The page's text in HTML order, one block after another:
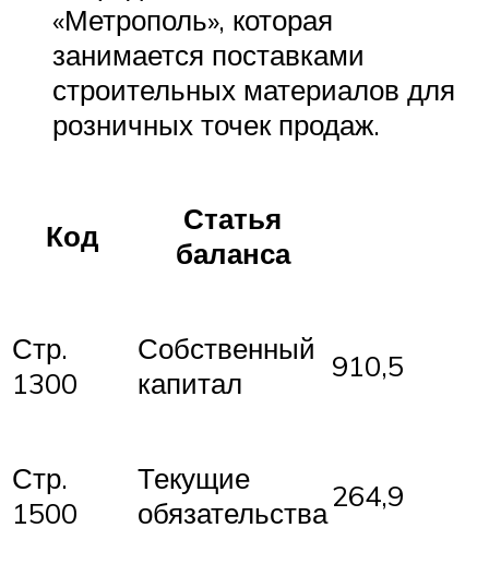
«Метрополь», которая
занимается поставками
строительных материалов для
розничных точек продаж.
Код
Статья
баланса
Стр.
1300
Собственный
капитал
910,5
Стр.
1500
Текущие
обязательства264,9